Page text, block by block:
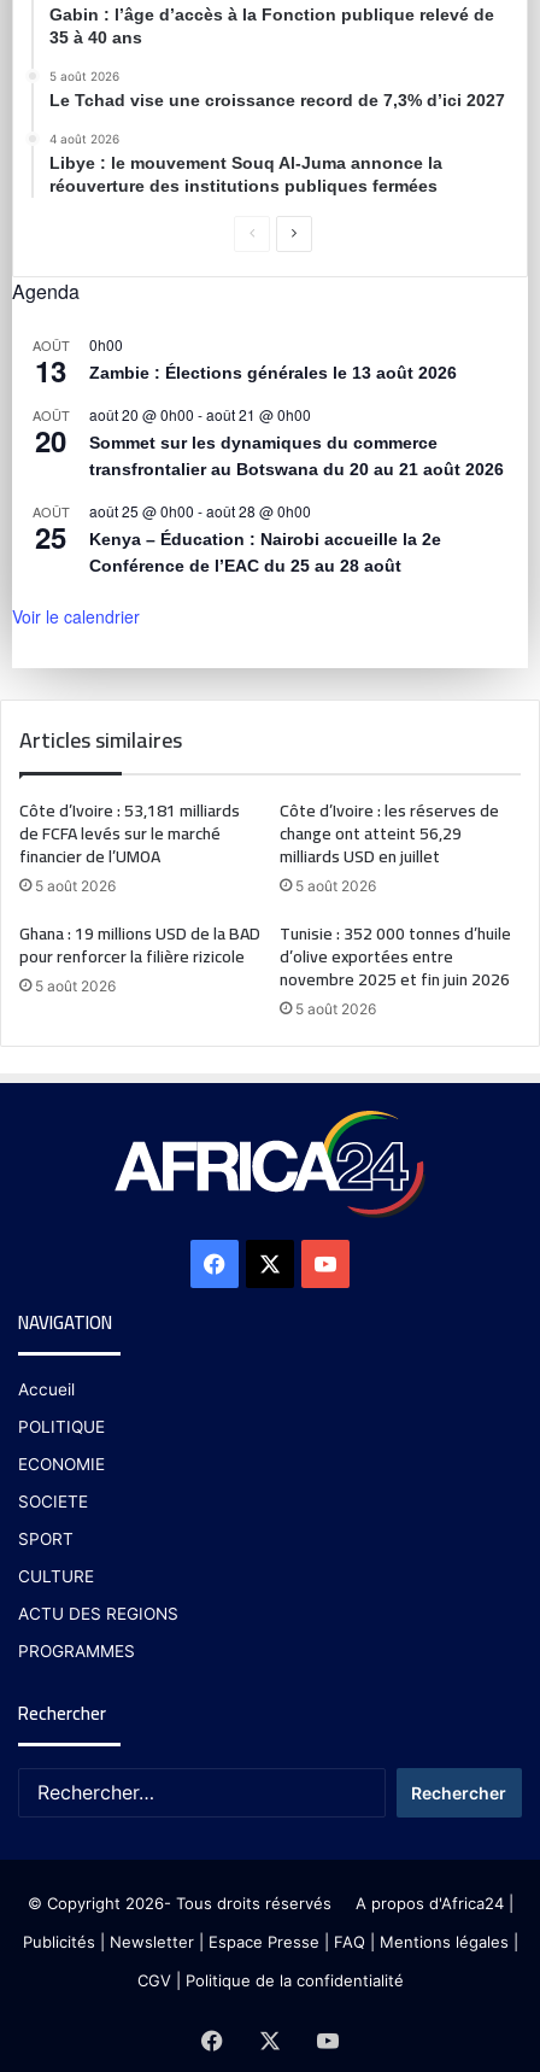
Gabin : l’âge d’accès à la Fonction publique relevé de
35 à 40 ans
5 août 2026
Le Tchad vise une croissance record de 7,3% d’ici 2027
4 août 2026
Libye : le mouvement Souq Al-Juma annonce la
réouverture des institutions publiques fermées
Agenda
AOÛT
13
0h00
Zambie : Élections générales le 13 août 2026
AOÛT
20
août 20 @ 0h00 -août 21 @ 0h00
Sommet sur les dynamiques du commerce
transfrontalier au Botswana du 20 au 21 août 2026
AOÛT
25
août 25 @ 0h00 -août 28 @ 0h00
Kenya – Éducation : Nairobi accueille la 2e
Conférence de l’EAC du 25 au 28 août
Voir le calendrier
Articles similaires
Côte d’Ivoire : 53,181 milliards
de FCFA levés sur le marché
financier de l’UMOA
5 août 2026
Côte d’Ivoire : les réserves de
change ont atteint 56,29
milliards USD en juillet
5 août 2026
Ghana : 19 millions USD de la BAD
pour renforcer la filière rizicole
5 août 2026
Tunisie : 352 000 tonnes d’huile
d’olive exportées entre
novembre 2025 et fin juin 2026
5 août 2026
NAVIGATION
Accueil
POLITIQUE
ECONOMIE
SOCIETE
SPORT
CULTURE
ACTU DES REGIONS
PROGRAMMES
Rechercher
© Copyright 2026- Tous droits réservés A propos d'Africa24|
Publicités
Newsletter| Espace Presse | FAQ | Mentions légales
CGV| Politique de la confidentialité